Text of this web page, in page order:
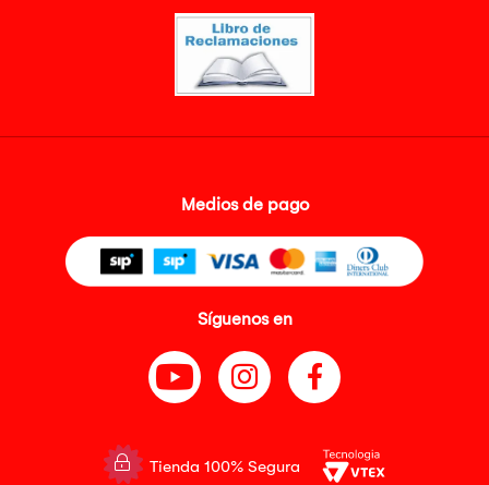
Medios de pago
Síguenos en
Tienda 100% Segura